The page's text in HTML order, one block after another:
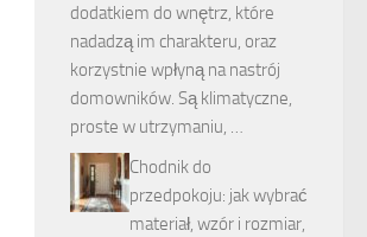
dodatkiem do wnętrz, które
nadadzą im charakteru, oraz
korzystnie wpłyną na nastrój
domowników. Są klimatyczne,
proste w utrzymaniu, …
Chodnik do
przedpokoju: jak wybrać
materiał, wzór i rozmiar,